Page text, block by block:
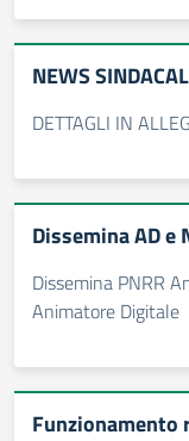
NEWS
DETTAGLI IN
Dissemina AD e
Dissemina PNRR
Animatore Digitale